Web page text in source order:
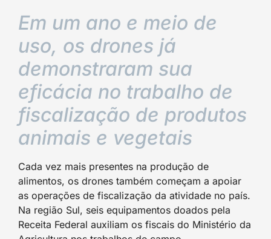
Em um ano e meio de
uso, os drones já
demonstraram sua
eficácia no trabalho de
fiscalização de produtos
animais e vegetais
Cada vez mais presentes na produção de
alimentos, os drones também começam a apoiar
as operações de fiscalização da atividade no país.
Na região Sul, seis equipamentos doados pela
Receita Federal auxiliam os fiscais do Ministério da